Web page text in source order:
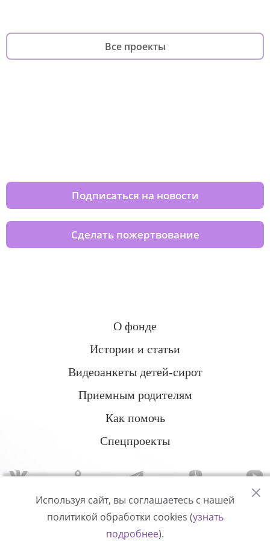
Все проекты
Подписаться на новости
Сделать пожертвование
О фонде
Истории и статьи
Видеоанкеты детей-сирот
Приемным родителям
Как помочь
Спецпроекты
Политика конфиденциальности
Используя сайт, вы соглашаетесь с нашей
политикой обработки cookies (узнать
подробнее).